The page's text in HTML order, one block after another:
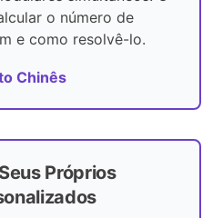
o número de
e como resolvê-lo.
Chinês
Próprios